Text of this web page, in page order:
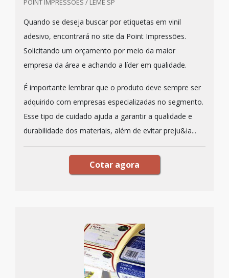
POINT IMPRESSÕES / LEME SP
Quando se deseja buscar por etiquetas em vinil
adesivo, encontrará no site da Point Impressões.
Solicitando um orçamento por meio da maior
empresa da área e achando a líder em qualidade.
É importante lembrar que o produto deve sempre ser
adquirido com empresas especializadas no segmento.
Esse tipo de cuidado ajuda a garantir a qualidade e
durabilidade dos materiais, além de evitar preju&ia...
Cotar agora